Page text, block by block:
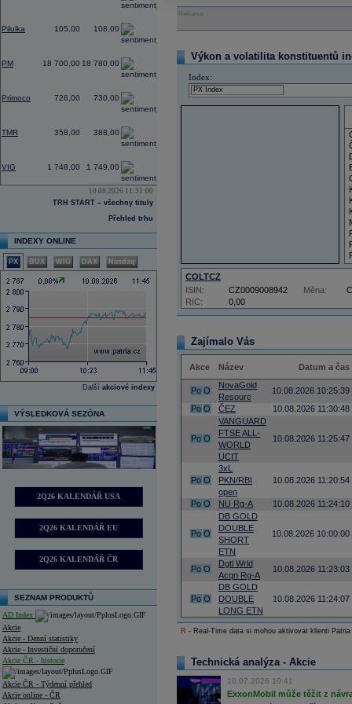
Pilulka 105,00 108,00
PM 18 700,00 18 780,00
0,11
Primoco 726,00 730,00
TMR 358,00 388,00
VIG 1 748,00 1 749,00
10.08.2026 11:31:00
TRH START – všechny tituly
Přehled trhu
INDEXY ONLINE
PX BUX WIG DAX Nasdaq
Další akciové indexy
VÝSLEDKOVÁ SEZÓNA
2Q26 KALENDÁŘ USA
2Q26 KALENDÁŘ EU
2Q26 KALENDÁŘ ČR
SEZNAM PRODUKTŮ
AD Index
Akcie
Akcie - Denní statistiky
Akcie - Investiční doporučení
Akcie ČR - historie
Akcie ČR - Týdenní přehled
Akcie online - ČR
Reklama
Výkon a volatilita konstituentů
Index:
COLTCZ
RIC: 0,00
ISIN: CZ0009008942 Měna:
Zajímalo Vás
Akce Název Datum a čas
Po O
NovaGold
Resourc
10.08.2026 10:25:39
Po O ČEZ 10.08.2026 11:30:48
Po O
VANGUARD
FTSE ALL-
WORLD
UCIT
10.08.2026 11:25:47
Po O
3xL
PKN/RBI
open
10.08.2026 11:20:54
Po O NU Rg-A 10.08.2026 11:24:10
Po O
DB GOLD
DOUBLE
SHORT
ETN
10.08.2026 10:00:00
Po O
Dgtl Wrld
Acqn Rg-A
10.08.2026 11:23:03
Po O
DB GOLD
DOUBLE
LONG ETN
10.08.2026 11:24:07
R - Real-Time data si mohou aktivovat klienti
Technická analýza - Akcie
10.07.2026 10:41
ExxonMobil může těžit z